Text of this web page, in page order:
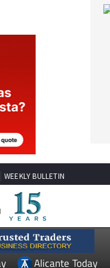
WEEKLY BULLETIN
Alicante Today